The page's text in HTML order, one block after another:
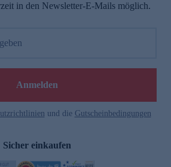
in den Newsletter-E-Mails möglich.
Anmelden
und die Gutscheinbedingungen
Sicher einkaufen